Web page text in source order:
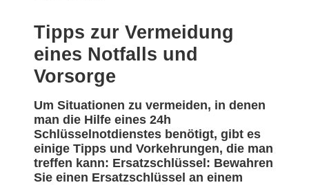
Tipps zur Vermeidung
eines Notfalls und
Vorsorge
Um Situationen zu vermeiden, in denen
man die Hilfe eines 24h
Schlüsselnotdienstes benötigt, gibt es
einige Tipps und Vorkehrungen, die man
treffen kann: Ersatzschlüssel: Bewahren
Sie einen Ersatzschlüssel an einem